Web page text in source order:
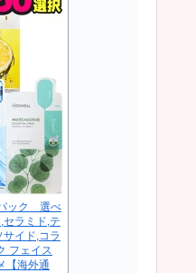
パック 選べ
ラミド,テ
イド,コラ
フェイス
【海外通